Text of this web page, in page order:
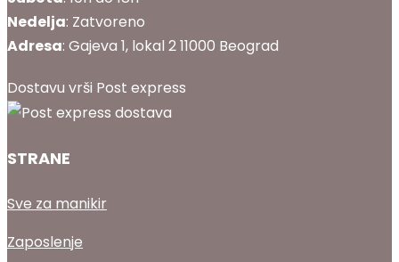
Nedelja: Zatvoreno
Adresa: Gajeva 1, lokal 2 11000 Beograd
Dostavu vrši Post express
STRANE
Sve za manikir
Zaposlenje